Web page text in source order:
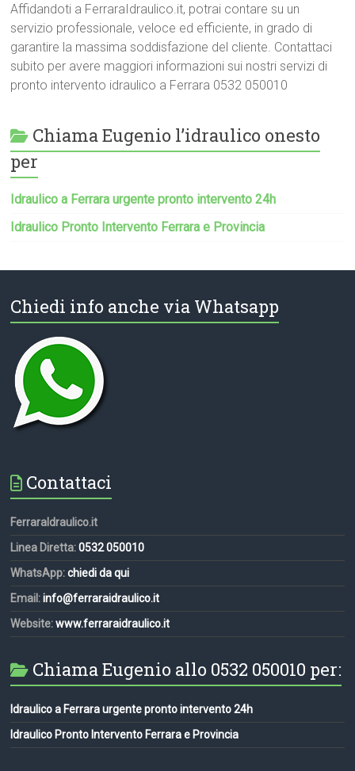
Affidandoti a FerraraIdraulico.it, potrai contare su un
servizio professionale, veloce ed efficiente, in grado di
garantire la massima soddisfazione del cliente. Contattaci
subito per avere maggiori informazioni sui nostri servizi di
pronto intervento idraulico a Ferrara 0532 050010
Chiama Eugenio l’idraulico onesto
per
Idraulico a Ferrara urgente pronto intervento 24h
Idraulico Pronto Intervento Ferrara e Provincia
Chiedi info anche via Whatsapp
Contattaci
FerraraIdraulico.it
Linea Diretta:0532 050010
WhatsApp:chiedi da qui
Email:info@ferraraidraulico.it
Website:www.ferraraidraulico.it
Chiama Eugenio allo 0532 050010 per:
Idraulico a Ferrara urgente pronto intervento 24h
Idraulico Pronto Intervento Ferrara e Provincia